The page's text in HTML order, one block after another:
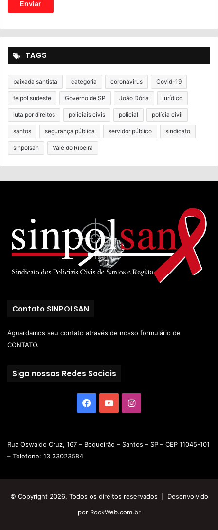
TAGS
baixada santista categoria coronavirus Covid-19
feipol sudeste Governo de SP João Dória jurídico
luta por direitos policiais civis policial polícia civil
santos segurança pública servidor público sindicato
sinpolsan Vale do Ribeira
Contato SINPOLSAN
Aguardamos seu contato através de nosso formulário de
CONTATO.
Siga nossas Redes Sociais
Rua Oswaldo Cruz, 167 – Boqueirão – Santos – SP – CEP 11045-101
– Telefone: 13 33023584
© Copyright 2026, Todos os direitos reservados | Desenvolvido
por RockWeb.com.br